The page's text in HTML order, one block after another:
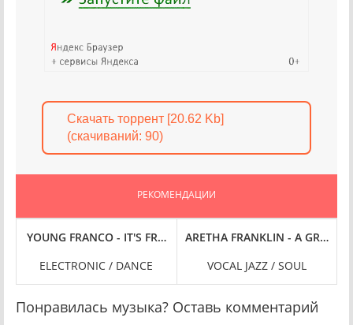
Скачать торрент [20.62 Kb]
(cкачиваний: 90)
РЕКОМЕНДАЦИИ
[24-BIT HI-RES] (2025) FLAC
/ LIVE IN BOSTON 1977 (2025) FLAC
YOUNG FRANCO - IT'S FRANKY BABY! (2025) FLAC
ELECTRONIC / DANCE
ARETHA FRANKLIN - A GRAND
VOCAL JAZZ / SOUL
Понравилась музыка? Оставь комментарий